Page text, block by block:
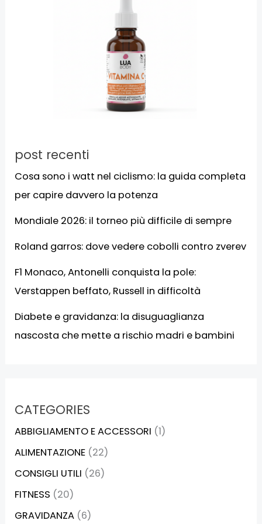
post recenti
Cosa sono i watt nel ciclismo: la guida completa
per capire davvero la potenza
Mondiale 2026: il torneo più difficile di sempre
Roland garros: dove vedere cobolli contro zverev
F1 Monaco, Antonelli conquista la pole:
Verstappen beffato, Russell in difficoltà
Diabete e gravidanza: la disuguaglianza
nascosta che mette a rischio madri e bambini
CATEGORIES
ABBIGLIAMENTO E ACCESSORI (1)
ALIMENTAZIONE (22)
CONSIGLI UTILI (26)
FITNESS (20)
GRAVIDANZA (6)